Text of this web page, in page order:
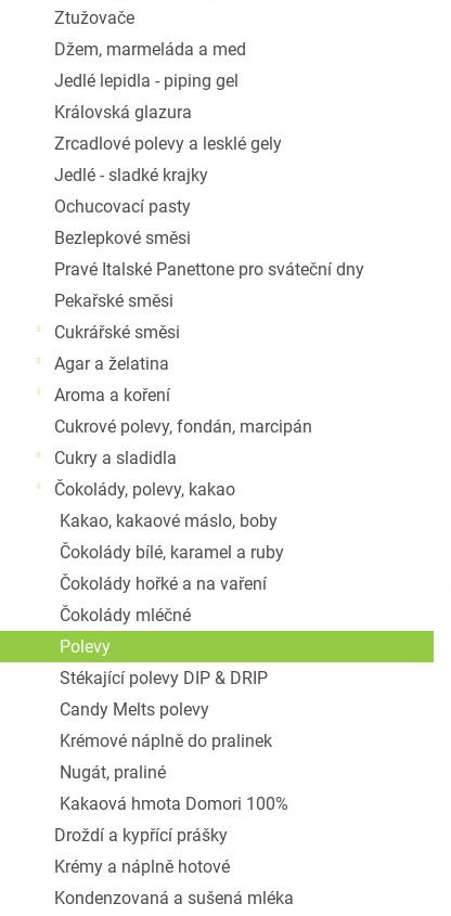
Ztužovače
Džem, marmeláda a med
Jedlé lepidla - piping gel
Královská glazura
Zrcadlové polevy a lesklé gely
Jedlé - sladké krajky
Ochucovací pasty
Bezlepkové směsi
Pravé Italské Panettone pro sváteční dny
Pekařské směsi
Cukrářské směsi
Agar a želatina
Aroma a koření
Cukrové polevy, fondán, marcipán
Cukry a sladidla
Čokolády, polevy, kakao
Kakao, kakaové máslo, boby
Čokolády bílé, karamel a ruby
Čokolády hořké a na vaření
Čokolády mléčné
Polevy
Stékající polevy DIP & DRIP
Candy Melts polevy
Krémové náplně do pralinek
Nugát, praliné
Kakaová hmota Domori 100%
Droždí a kypřící prášky
Krémy a náplně hotové
Kondenzovaná a sušená mléka